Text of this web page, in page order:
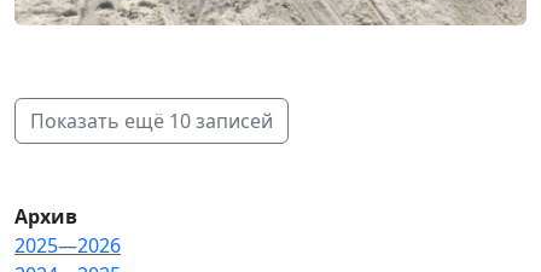
Показать ещё 10 записей
Архив
2025—2026